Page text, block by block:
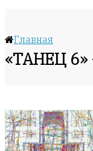
Главная
«ТАНЕЦ